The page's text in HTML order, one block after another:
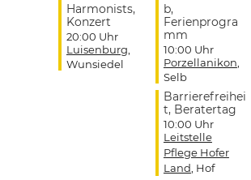
Harmonists,
Konzert
20:00 Uhr
Luisenburg
Wunsiedel
b,
Ferienprogra
mm
10:00 Uhr
Porzellanikon
Selb
Barrierefreihei
t, Beratertag
10:00 Uhr
Leitstelle
Pflege Hofer
Land , Hof